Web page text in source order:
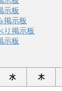
示板
掲示板
り掲示板
示板
水 木